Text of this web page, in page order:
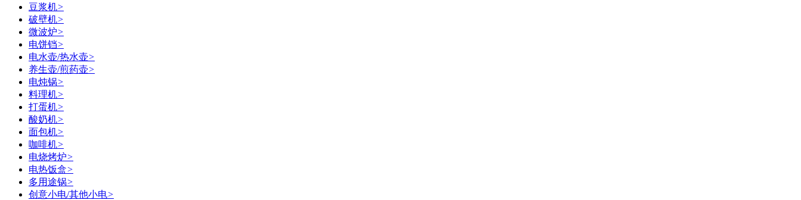
豆浆机>
破壁机>
微波炉>
电饼铛>
电水壶/热水壶>
养生壶/煎药壶>
电炖锅>
料理机>
打蛋机>
酸奶机>
面包机>
咖啡机>
电烧烤炉>
电热饭盒>
多用途锅>
创意小电/其他小电>